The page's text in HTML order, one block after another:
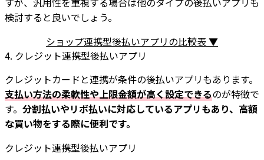
検討すると良いでしょう。
ショップ連携型後払いアプリの比較表 ▼
4. クレジット連携型後払いアプリ
クレジットカードと連携が条件の後払いアプリもあります。
支払い方法の柔軟性や上限金額が高く設定できるのが特徴で
す。 分割払いやリボ払いに対応しているアプリもあり、高額
な買い物をする際に便利です。
クレジット連携型後払いアプリ